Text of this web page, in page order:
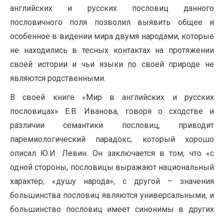
английских и русских пословиц данного
пословичного поля позволил выявить общее и
особенное в видении мира двумя народами, которые
не находились в тесных контактах на протяжении
своей истории и чьи языки по своей природе не
являются родственными.
В своей книге «Мир в английских и русских
пословицах» Е.В. Иванова, говоря о сходстве и
различии семантики пословиц, приводит
паремиологический парадокс, который хорошо
описал Ю.И. Левин. Он заключается в том, что «с
одной стороны, пословицы выражают национальный
характер, «душу народа», с другой – значения
большинства пословиц являются универсальными, и
большинство пословиц имеет синонимы в других